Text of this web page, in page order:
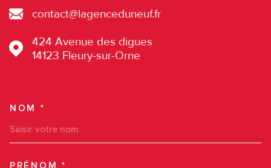
contact@lagenceduneuf.fr
424 Avenue des digues
14123
Fleury-sur-Orne
NOM *
PRÉNOM *